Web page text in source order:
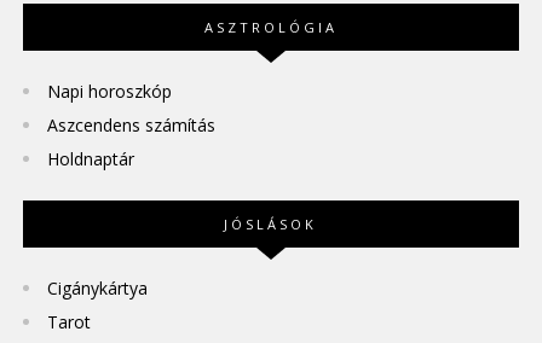
ASZTROLÓGIA
Napi horoszkóp
Aszcendens számítás
Holdnaptár
JÓSLÁSOK
Cigánykártya
Tarot